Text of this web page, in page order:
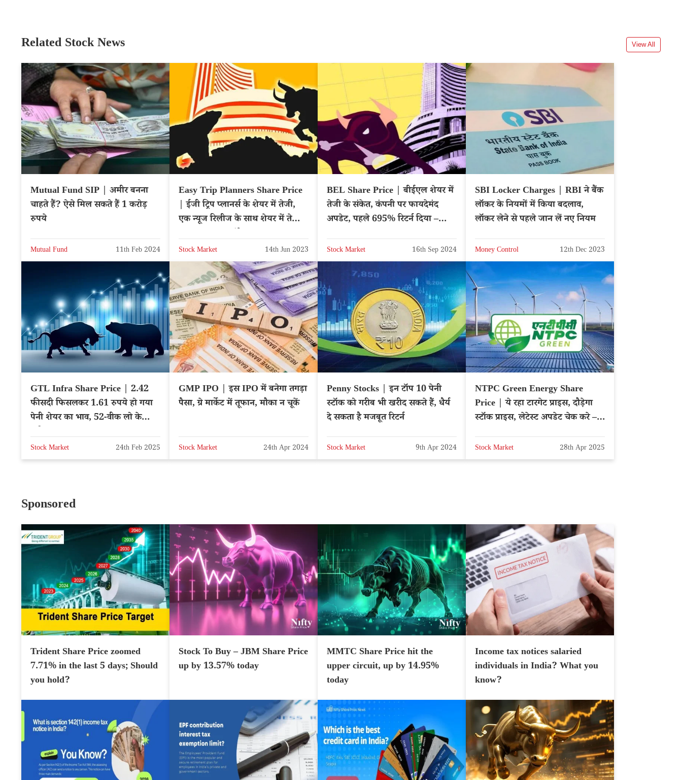
Related Stock News View All
Mutual Fund SIP | अमीर बनना
चाहते हैं? ऐसे मिल सकते हैं 1 करोड़
रुपये
Mutual Fund 11th Feb 2024
Easy Trip Planners Share Price
| ईजी ट्रिप प्लानर्स के शेयर में तेजी,
एक न्यूज रिलीज के साथ शेयर में तेजी,
Stock Market 14th Jun 2023
BEL Share Price | बीईएल शेयर में
तेजी के संकेत, कंपनी पर फायदेमंद
अपडेट, पहले 695% रिटर्न दिया –
Stock Market 16th Sep 2024
SBI Locker Charges | RBI ने बैंक
लॉकर के नियमों में किया बदलाव,
लॉकर लेने से पहले जान लें नए नियम
Money Control 12th Dec 2023
GTL Infra Share Price | 2.42
फीसदी फिसलकर 1.61 रुपये हो गया
पेनी शेयर का भाव, 52-वीक लो के
Stock Market 24th Feb 2025
GMP IPO | इस IPO में बनेगा तगड़ा
पैसा, ग्रे मार्केट में तूफान, मौका न चूकें
Stock Market 24th Apr 2024
Penny Stocks | इन टॉप 10 पेनी
स्टॉक को गरीब भी खरीद सकते हैं, धैर्य
दे सकता है मजबूत रिटर्न
Stock Market 9th Apr 2024
NTPC Green Energy Share
Price | ये रहा टारगेट प्राइस, दौड़ेगा
स्टॉक प्राइस, लेटेस्ट अपडेट चेक करे –
Stock Market 28th Apr 2025
Sponsored
Trident Share Price zoomed
7.71% in the last 5 days; Should
you hold?
Stock To Buy – JBM Share Price
up by 13.57% today
MMTC Share Price hit the
upper circuit, up by 14.95%
today
Income tax notices salaried
individuals in India? What you
know?